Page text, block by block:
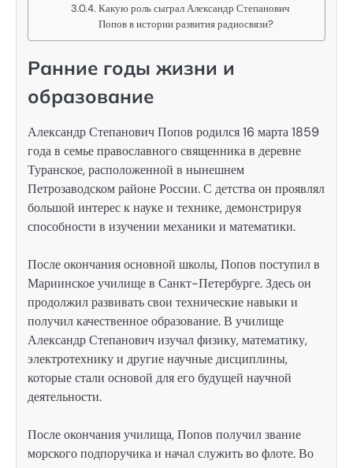
Какую роль сыграл Александр Степанович
Попов в истории развития радиосвязи?
Ранние годы жизни и
образование
Александр Степанович Попов родился 16 марта 1859
года в семье православного священника в деревне
Туранское, расположенной в нынешнем
Петрозаводском районе России. С детства он проявлял
большой интерес к науке и технике, демонстрируя
способности в изучении механики и математики.
После окончания основной школы, Попов поступил в
Мариинское училище в Санкт-Петербурге. Здесь он
продолжил развивать свои технические навыки и
получил качественное образование. В училище
Александр Степанович изучал физику, математику,
электротехнику и другие научные дисциплины,
которые стали основой для его будущей научной
деятельности.
После окончания училища, Попов получил звание
морского подпоручика и начал служить во флоте. Во